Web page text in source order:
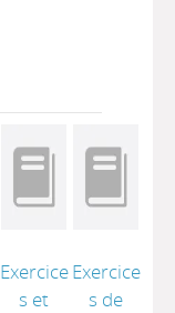
Exercice
s et
Exercice
s de